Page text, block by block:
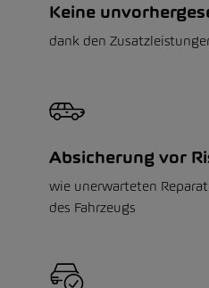
Keine
dank den
Absicherung vor
wie unerwarteten
des Fahrzeugs